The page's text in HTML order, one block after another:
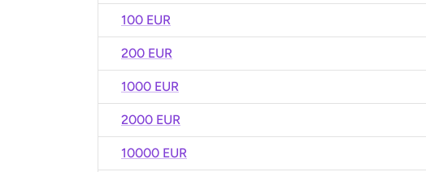
100 EUR
200 EUR
1000 EUR
2000 EUR
10000 EUR